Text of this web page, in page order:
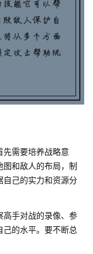
需要培养战略意
和敌人的布局，制
自己的实力和资源分
高手对战的录像、参
的水平。要不断总